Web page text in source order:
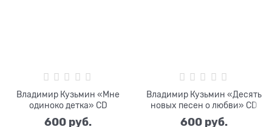
Владимир Кузьмин «Мне
одиноко детка» CD
600 руб.
Владимир Кузьмин «Десять
новых песен о любви» CD
600 руб.